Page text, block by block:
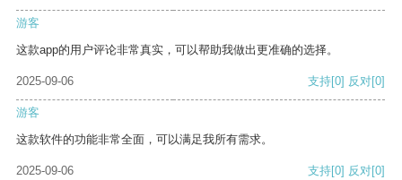
游客
这款app的用户评论非常真实，可以帮助我做出更准确的选择。
2025-09-06 支持[0] 反对[0]
游客
这款软件的功能非常全面，可以满足我所有需求。
2025-09-06 支持[0] 反对[0]